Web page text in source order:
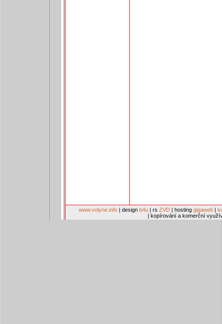
www.volyne.info | design b4u | rs ZVD | hosting gigaweb |
| kopírování a komerční